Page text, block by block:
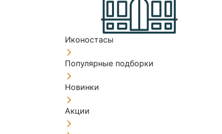
Иконостасы
Популярные подборки
Новинки
Акции